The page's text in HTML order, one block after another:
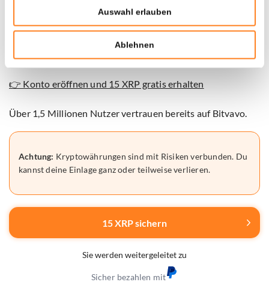
Auswahl erlauben
Ablehnen
Eröffne ein Konto und zahle mindestens 30€ ein, um den
Bonus zu erhalten.
👉 Konto eröffnen und 15 XRP gratis erhalten
Über 1,5 Millionen Nutzer vertrauen bereits auf Bitvavo.
Achtung: Kryptowährungen sind mit Risiken verbunden. Du
kannst deine Einlage ganz oder teilweise verlieren.
15 XRP sichern
Sie werden weitergeleitet zu
Sicher bezahlen mit